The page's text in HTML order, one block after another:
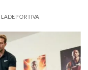
LADEPORTIVA